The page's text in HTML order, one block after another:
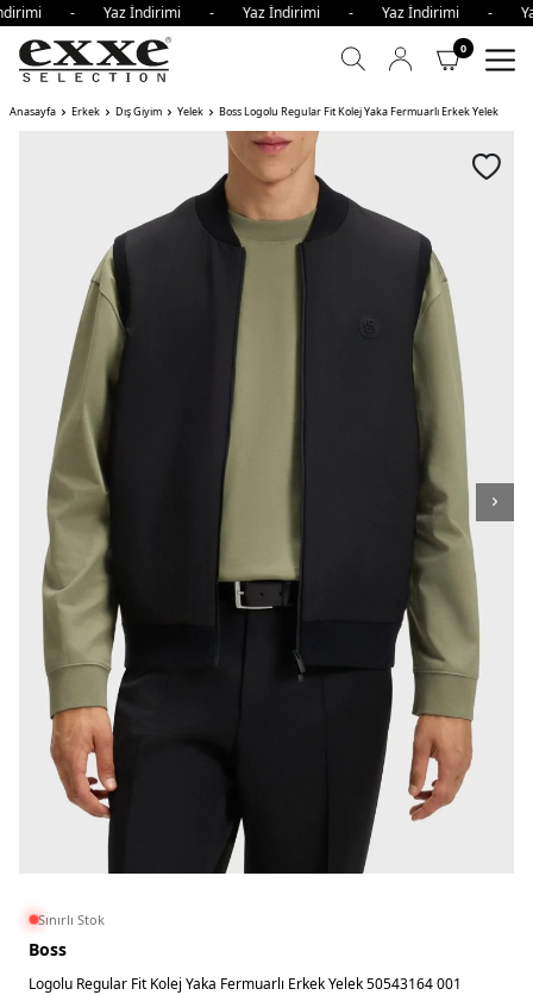
- Yaz İndirimi - Yaz İndirimi - Yaz İndirimi
0
Anasayfa Erkek Dış Giyim Yelek Boss Logolu Regular Fit Kolej Yaka Fermuarlı Erkek Yelek
Sınırlı Stok
Boss
Logolu Regular Fit Kolej Yaka Fermuarlı Erkek Yelek 50543164 001